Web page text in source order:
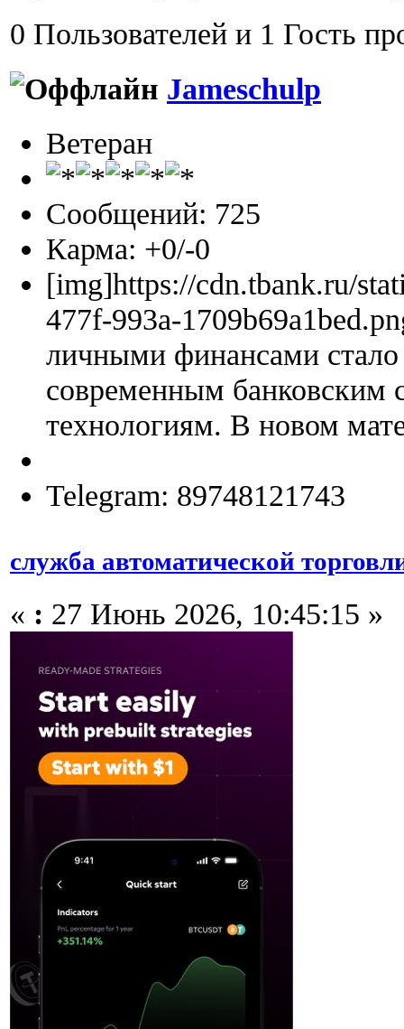
0 Пользователей и 1 Гость
Jameschulp
Ветеран
Сообщений: 725
Карма: +0/-0
[img]https://cdn.tbank.ru/
477f-993a-
личными финансами
современным банковским
технологиям. В новом
Telegram: 89748121743
служба автоматической
« : 27 Июнь 2026, 10:45:15 »